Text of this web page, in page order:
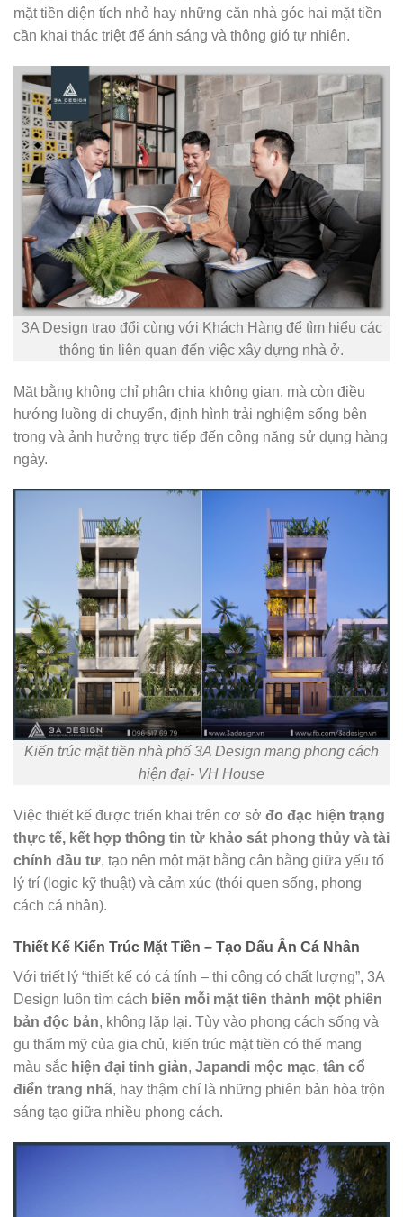
mặt tiền diện tích nhỏ hay những căn nhà góc hai mặt tiền
cần khai thác triệt để ánh sáng và thông gió tự nhiên.
3A Design trao đổi cùng với Khách Hàng để tìm hiểu các
thông tin liên quan đến việc xây dựng nhà ở.
Mặt bằng không chỉ phân chia không gian, mà còn điều
hướng luồng di chuyển, định hình trải nghiệm sống bên
trong và ảnh hưởng trực tiếp đến công năng sử dụng hàng
ngày.
Kiến trúc mặt tiền nhà phố 3A Design mang phong cách
hiện đại- VH House
Việc thiết kế được triển khai trên cơ sở đo đạc hiện trạng
thực tế, kết hợp thông tin từ khảo sát phong thủy và tài
chính đầu tư, tạo nên một mặt bằng cân bằng giữa yếu tố
lý trí (logic kỹ thuật) và cảm xúc (thói quen sống, phong
cách cá nhân).
Thiết Kế Kiến Trúc Mặt Tiền – Tạo Dấu Ấn Cá Nhân
Với triết lý “thiết kế có cá tính – thi công có chất lượng”, 3A
Design luôn tìm cách biến mỗi mặt tiền thành một phiên
bản độc bản, không lặp lại. Tùy vào phong cách sống và
gu thẩm mỹ của gia chủ, kiến trúc mặt tiền có thể mang
màu sắc hiện đại tinh giản, Japandi mộc mạc, tân cổ
điển trang nhã, hay thậm chí là những phiên bản hòa trộn
sáng tạo giữa nhiều phong cách.